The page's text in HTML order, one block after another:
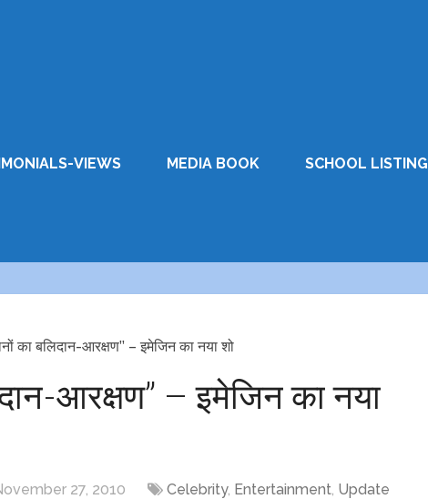
VIEWS MEDIA BOOK SCHOOL LISTING
का बलिदान-आरक्षण’’ – इमेजिन का नया शो
आरक्षण’’ – इमेजिन का नया
27, 2010 Celebrity, Entertainment, Update